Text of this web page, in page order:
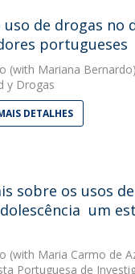
de drogas no
portugueses
(with Mariana
y Drogas
DETALHES
sobre os usos
 um
(with Maria Carmo de
Portuguesa de